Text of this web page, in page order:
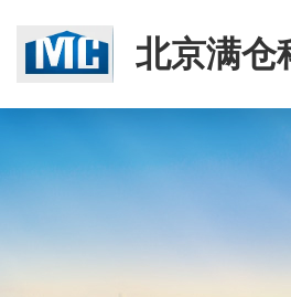
北京满仓